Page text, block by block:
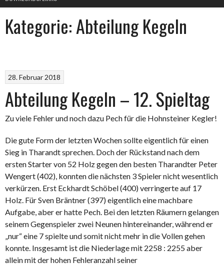
Kategorie:Abteilung Kegeln
28. Februar 2018
Abteilung Kegeln – 12. Spieltag
Zu viele Fehler und noch dazu Pech für die Hohnsteiner Kegler!
Die gute Form der letzten Wochen sollte eigentlich für einen
Sieg in Tharandt sprechen. Doch der Rückstand nach dem
ersten Starter von 52 Holz gegen den besten Tharandter Peter
Wengert (402), konnten die nächsten 3 Spieler nicht wesentlich
verkürzen. Erst Eckhardt Schöbel (400) verringerte auf 17
Holz. Für Sven Bräntner (397) eigentlich eine machbare
Aufgabe, aber er hatte Pech. Bei den letzten Räumern gelangen
seinem Gegenspieler zwei Neunen hintereinander, während er
„nur“ eine 7 spielte und somit nicht mehr in die Vollen gehen
konnte. Insgesamt ist die Niederlage mit 2258 : 2255 aber
allein mit der hohen Fehleranzahl seiner